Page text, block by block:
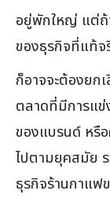
อยู่พักใหญ่ แต่ถ้
ของธุรกิจที่แท้จ
ก็อาจจะต้องยก
ตลาดที่มีการแ
ของแบรนด์ หรื
ไปตามยุคสมัย
ธุรกิจร้านกาแฟ